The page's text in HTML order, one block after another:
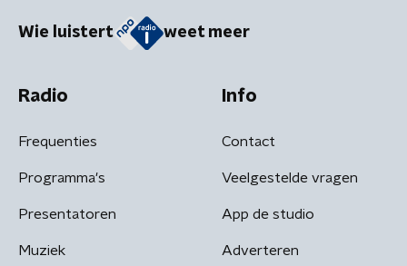
Wie luistert weet meer
Radio
Frequenties
Programma's
Presentatoren
Muziek
Info
Contact
Veelgestelde vragen
App de studio
Adverteren